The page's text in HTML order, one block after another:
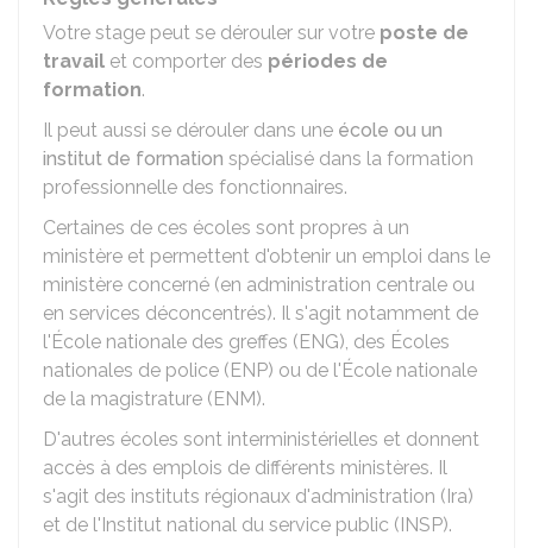
Votre stage peut se dérouler sur votre poste de
travail et comporter des périodes de
formation.
Il peut aussi se dérouler dans une école ou un
institut de formation spécialisé dans la formation
professionnelle des fonctionnaires.
Certaines de ces écoles sont propres à un
ministère et permettent d'obtenir un emploi dans le
ministère concerné (en administration centrale ou
en services déconcentrés). Il s'agit notamment de
l'École nationale des greffes (ENG), des Écoles
nationales de police (ENP) ou de l'École nationale
de la magistrature (ENM).
D'autres écoles sont interministérielles et donnent
accès à des emplois de différents ministères. Il
s'agit des instituts régionaux d'administration (Ira)
et de l'Institut national du service public (INSP).